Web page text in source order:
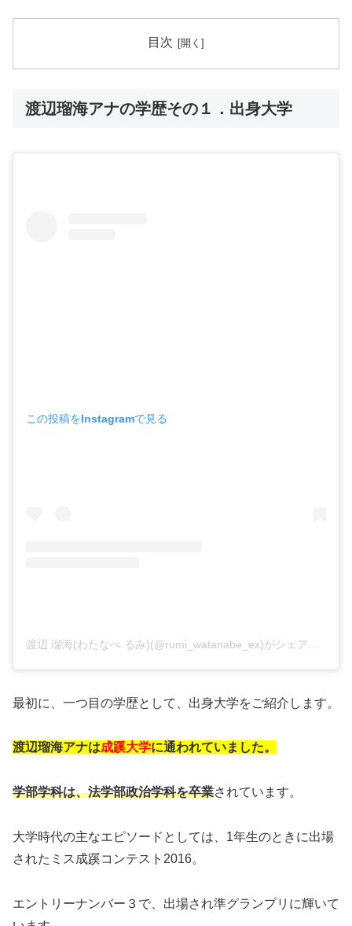
目次
渡辺瑠海アナの学歴その１．出身大学
この投稿をInstagramで見る
最初に、一つ目の学歴として、出身大学をご紹介します。
渡辺瑠海アナは成蹊大学に通われていました。
学部学科は、法学部政治学科を卒業されています。
大学時代の主なエピソードとしては、1年生のときに出場
されたミス成蹊コンテスト2016。
エントリーナンバー３で、出場され準グランプリに輝いて